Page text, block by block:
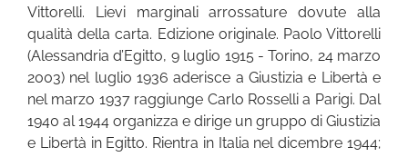
Vittorelli. Lievi marginali arrossature dovute alla
qualità della carta. Edizione originale. Paolo Vittorelli
(Alessandria d’Egitto, 9 luglio 1915 - Torino, 24 marzo
2003) nel luglio 1936 aderisce a Giustizia e Libertà e
nel marzo 1937 raggiunge Carlo Rosselli a Parigi. Dal
1940 al 1944 organizza e dirige un gruppo di Giustizia
e Libertà in Egitto. Rientra in Italia nel dicembre 1944;